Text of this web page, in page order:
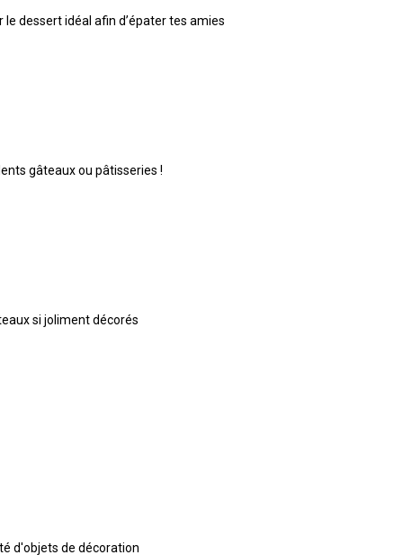
dessert idéal afin d’épater tes amies
gâteaux ou pâtisseries !
si joliment décorés
d'objets de décoration